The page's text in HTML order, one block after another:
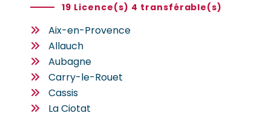
19 Licence(s) 4 transférable(s)
Aix-en-Provence
Allauch
Aubagne
Carry-le-Rouet
Cassis
La Ciotat